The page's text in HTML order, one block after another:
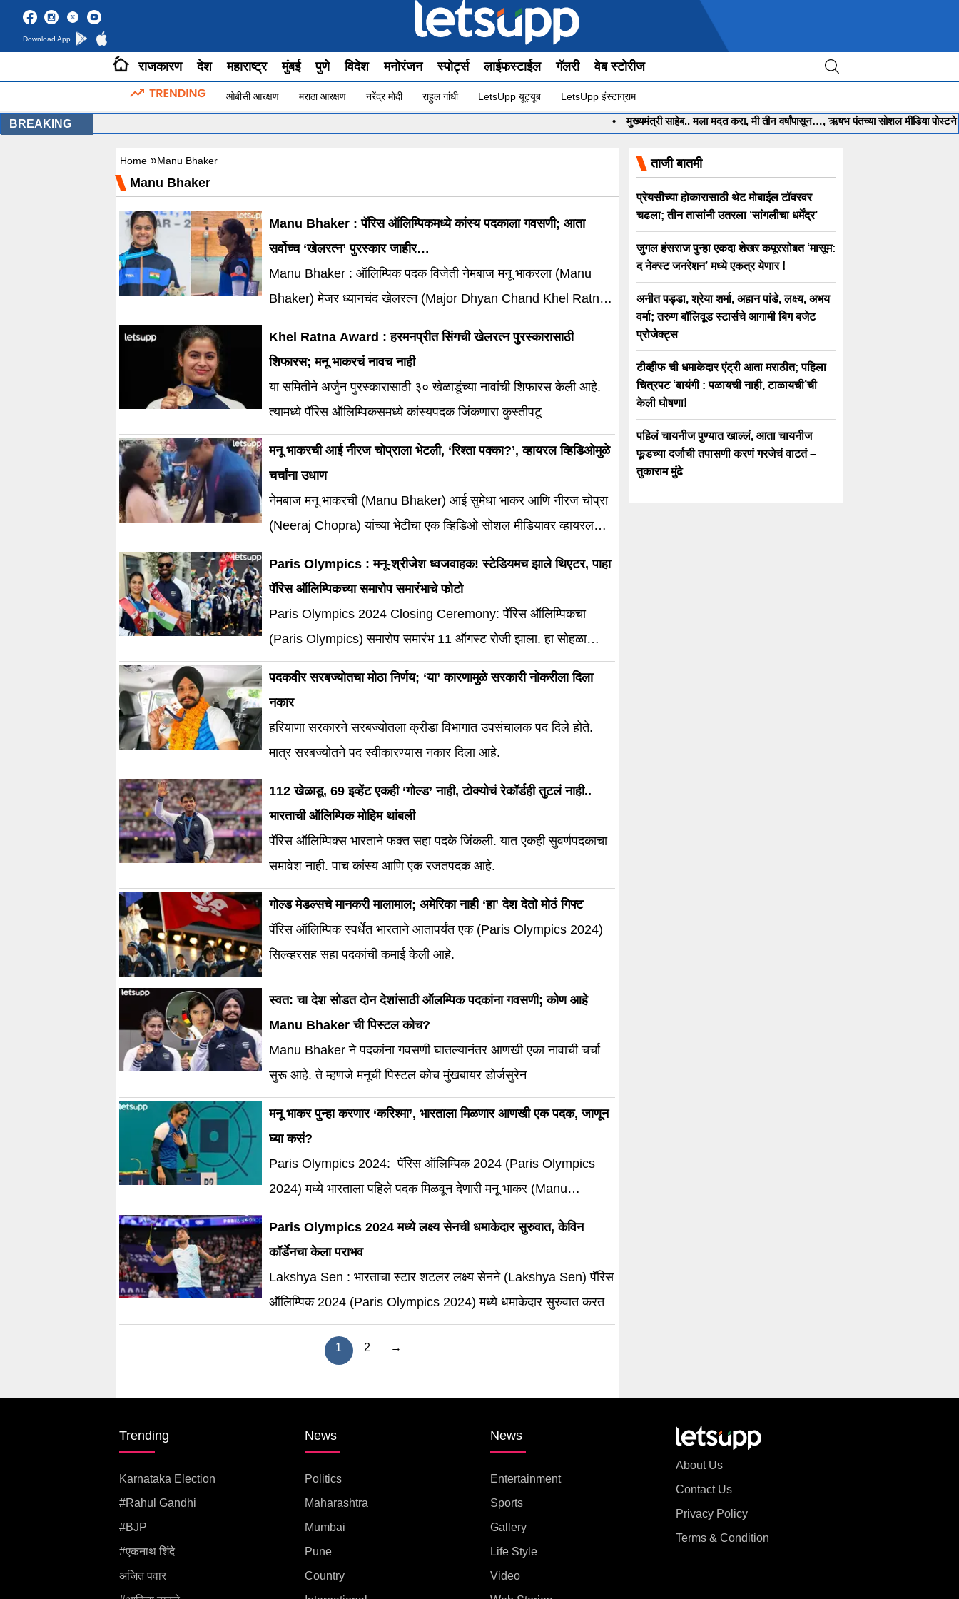
Download App
राजकारण देश महाराष्ट्र मुंबई पुणे विदेश मनोरंजन स्पोर्ट्स लाईफस्टाईल गॅलरी वेब स्टोरीज
ओबीसी आरक्षण मराठा आरक्षण नरेंद्र मोदी राहुल गांधी LetsUpp यूट्यूब LetsUpp इंस्टाग्राम
BREAKING मुख्यमंत्री साहेब.. मला मदत करा, मी तीन वर्षांपासून…, ऋषभ पंतच्या सोशल मीडिया पोस्टने खळबळ
Home »Manu Bhaker
Manu Bhaker
Manu Bhaker : पॅरिस ऑलिम्पिकमध्ये कांस्य पदकाला गवसणी; आता
सर्वोच्च ‘खेलरत्न’ पुरस्कार जाहीर…
Manu Bhaker : ऑलिम्पिक पदक विजेती नेमबाज मनू भाकरला (Manu
Bhaker) मेजर ध्यानचंद खेलरत्न (Major Dhyan Chand Khel Ratna)
पुरस्कार जाहीर झाला.
Khel Ratna Award : हरमनप्रीत सिंगची खेलरत्न पुरस्कारासाठी
शिफारस; मनू भाकरचं नावच नाही
या समितीने अर्जुन पुरस्कारासाठी ३० खेळाडूंच्या नावांची शिफारस केली आहे.
त्यामध्ये पॅरिस ऑलिम्पिकसमध्ये कांस्यपदक जिंकणारा कुस्तीपटू
मनू भाकरची आई नीरज चोप्राला भेटली, ‘रिश्ता पक्का?’, व्हायरल व्हिडिओमुळे
चर्चांना उधाण
नेमबाज मनू भाकरची (Manu Bhaker) आई सुमेधा भाकर आणि नीरज चोप्रा
(Neeraj Chopra) यांच्या भेटीचा एक व्हिडिओ सोशल मीडियावर व्हायरल
झाला
Paris Olympics : मनू-श्रीजेश ध्वजवाहक! स्टेडियमच झाले थिएटर, पाहा
पॅरिस ऑलिम्पिकच्या समारोप समारंभाचे फोटो
Paris Olympics 2024 Closing Ceremony: पॅरिस ऑलिम्पिकचा
(Paris Olympics) समारोप समारंभ 11 ऑगस्ट रोजी झाला. हा सोहळा
फ्रान्समधील स्टेड डी फ्रान्स स्टेडियमवर झाला.
पदकवीर सरबज्योतचा मोठा निर्णय; ‘या’ कारणामुळे सरकारी नोकरीला दिला
नकार
हरियाणा सरकारने सरबज्योतला क्रीडा विभागात उपसंचालक पद दिले होते.
मात्र सरबज्योतने पद स्वीकारण्यास नकार दिला आहे.
112 खेळाडू, 69 इव्हेंट एकही ‘गोल्ड’ नाही, टोक्योचं रेकॉर्डही तुटलं नाही..
भारताची ऑलिम्पिक मोहिम थांबली
पॅरिस ऑलिम्पिक्स भारताने फक्त सहा पदके जिंकली. यात एकही सुवर्णपदकाचा
समावेश नाही. पाच कांस्य आणि एक रजतपदक आहे.
गोल्ड मेडल्सचे मानकरी मालामाल; अमेरिका नाही ‘हा’ देश देतो मोठं गिफ्ट
पॅरिस ऑलिम्पिक स्पर्धेत भारताने आतापर्यंत एक (Paris Olympics 2024)
सिल्व्हरसह सहा पदकांची कमाई केली आहे.
स्वत: चा देश सोडत दोन देशांसाठी ऑलम्पिक पदकांना गवसणी; कोण आहे
Manu Bhaker ची पिस्टल कोच?
Manu Bhaker ने पदकांना गवसणी घातल्यानंतर आणखी एका नावाची चर्चा
सुरू आहे. ते म्हणजे मनूची पिस्टल कोच मुंखबायर डोर्जसुरेन
मनू भाकर पुन्हा करणार ‘करिश्मा’, भारताला मिळणार आणखी एक पदक, जाणून
घ्या कसं?
Paris Olympics 2024: पॅरिस ऑलिम्पिक 2024 (Paris Olympics
2024) मध्ये भारताला पहिले पदक मिळवून देणारी मनू भाकर (Manu
Bhaker) पुन्हा एकदा
Paris Olympics 2024 मध्ये लक्ष्य सेनची धमाकेदार सुरुवात, केविन
कॉर्डेनचा केला पराभव
Lakshya Sen : भारताचा स्टार शटलर लक्ष्य सेनने (Lakshya Sen) पॅरिस
ऑलिम्पिक 2024 (Paris Olympics 2024) मध्ये धमाकेदार सुरुवात करत
1 2 →
ताजी बातमी
प्रेयसीच्या होकारासाठी थेट मोबाईल टॉवरवर
चढला; तीन तासांनी उतरला ‘सांगलीचा धर्मेंद्र’
जुगल हंसराज पुन्हा एकदा शेखर कपूरसोबत ‘मासूम:
द नेक्स्ट जनरेशन’ मध्ये एकत्र येणार !
अनीत पड्डा, श्रेया शर्मा, अहान पांडे, लक्ष्य, अभय
वर्मा; तरुण बॉलिवूड स्टार्सचे आगामी बिग बजेट
प्रोजेक्ट्स
टीव्हीफ ची धमाकेदार एंट्री आता मराठीत; पहिला
चित्रपट ‘बायंगी : पळायची नाही, टाळायची’ची
केली घोषणा!
पहिलं चायनीज पुण्यात खाल्लं, आता चायनीज
फूडच्या दर्जाची तपासणी करणं गरजेचं वाटतं –
तुकाराम मुंढे
Trending
Karnataka Election
#rahul Gandhi
#BJP
#एकनाथ शिंदे
अजित पवार
News
Politics
Maharashtra
Mumbai
Pune
Country
News
Entertainment
Sports
Gallery
Life Style
Video
About Us
Contact Us
Privacy Policy
Terms & Condition